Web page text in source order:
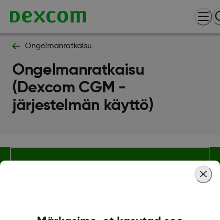
Ongelmanratkaisu
Ongelmanratkaisu
(Dexcom CGM -
järjestelmän käyttö)